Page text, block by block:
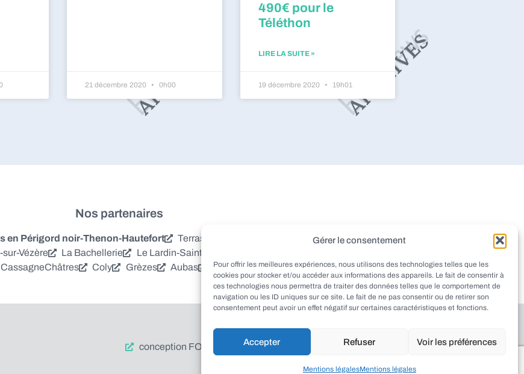
Gérer le consentement
Pour offrir les meilleures expériences, nous utilisons des technologies telles que les
cookies pour stocker et/ou accéder aux informations des appareils. Le fait de consentir à
ces technologies nous permettra de traiter des données telles que le comportement de
navigation ou les ID uniques sur ce site. Le fait de ne pas consentir ou de retirer son
consentement peut avoir un effet négatif sur certaines caractéristiques et fonctions.
Accepter Refuser Voir les préférences
Mentions légalesMentions légales
haut
21 décembre 2020 0h00
490€ pour le
Téléthon
LIRE LA SUITE »
19 décembre 2020 19h01
Nos partenaires
en Périgord noir-Thenon-Hautefort Terrasson-Lavilledieu Montignac
Pazayac
Vézère La Bachellerie Le Lardin-Saint-Lazare
Châtres Coly Grèzes Aubas VillacAzerat LadornacTourtoirac
conception FORMACREA